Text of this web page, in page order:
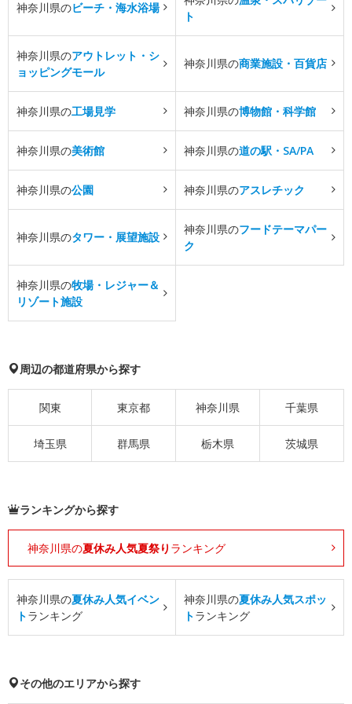
神奈川県のビーチ・海水浴場
ト
神奈川県のアウトレット・シ
ョッピングモール
神奈川県の商業施設・百貨店
神奈川県の工場見学 神奈川県の博物館・科学館
神奈川県の美術館 神奈川県の道の駅・SA/PA
神奈川県の公園 神奈川県のアスレチック
神奈川県のタワー・展望施設
神奈川県のフードテーマパー
ク
神奈川県の牧場・レジャー＆
リゾート施設
周辺の都道府県から探す
関東 東京都 神奈川県 千葉県
埼玉県 群馬県 栃木県 茨城県
ランキングから探す
神奈川県の夏休み人気夏祭り ランキング
神奈川県の夏休み人気イベン
トランキング
神奈川県の夏休み人気スポッ
トランキング
その他のエリアから探す